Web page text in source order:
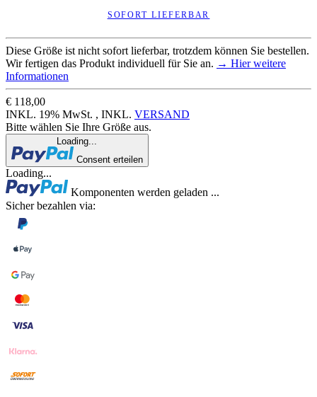
SOFORT LIEFERBAR
Diese Größe ist nicht sofort lieferbar, trotzdem können Sie bestellen.
Wir fertigen das Produkt individuell für Sie an. → Hier weitere
Informationen
€ 118,00
INKL. 19% MwSt. , INKL. VERSAND
Bitte wählen Sie Ihre Größe aus.
Loading...
Consent erteilen
Loading...
Komponenten werden geladen ...
Sicher bezahlen via: